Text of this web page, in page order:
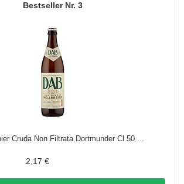
3
Cruda Non Filtrata Dortmunder Cl 50 ...
2,17 €